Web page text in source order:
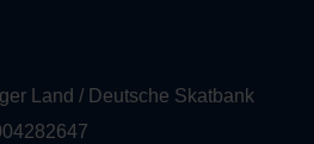
Land / Deutsche Skatbank